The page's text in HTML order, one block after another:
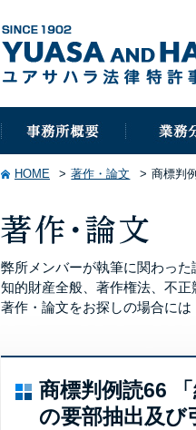
HOME 著作・論文 商標判
弊所メンバーが執筆に関わっ
知的財産全般、著作権法、不
著作・論文をお探しの場合には
商標判例読66
の要部抽出及び